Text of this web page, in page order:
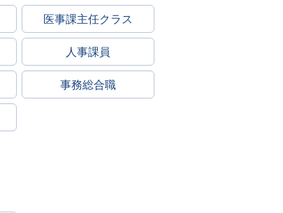
医事課主任クラス
人事課員
事務総合職